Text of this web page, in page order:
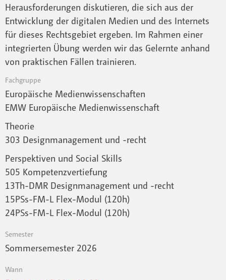
Herausforderungen diskutieren, die sich aus der
Entwicklung der digitalen Medien und des Internets
für dieses Rechtsgebiet ergeben. Im Rahmen einer
integrierten Übung werden wir das Gelernte anhand
von praktischen Fällen trainieren.
Fachgruppe
Europäische Medienwissenschaften
EMW Europäische Medienwissenschaft
Theorie
303 Designmanagement und -recht
Perspektiven und Social Skills
505 Kompetenzvertiefung
13Th-DMR Designmanagement und -recht
15PSs-FM-L Flex-Modul (120h)
24PSs-FM-L Flex-Modul (120h)
Semester
Sommersemester 2026
Wann